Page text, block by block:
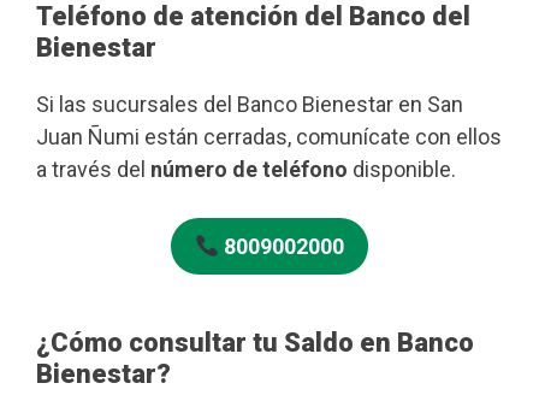
Teléfono de atención del Banco del
Bienestar
Si las sucursales del Banco Bienestar en San
Juan Ñumi están cerradas, comunícate con ellos
a través del número de teléfono disponible.
8009002000
¿Cómo consultar tu Saldo en Banco
Bienestar?